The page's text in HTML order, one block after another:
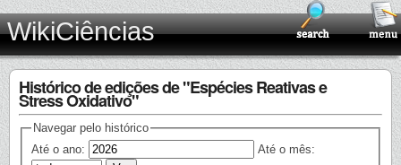
WikiCiências
Histórico de edições de "Espécies Reativas e
Stress Oxidativo"
Navegar pelo histórico
Até o ano:
Até o mês: